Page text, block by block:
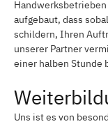
aufgebaut, dass
schildern, Ihren
unserer Partner
einer halben Stunde
Uns ist es von